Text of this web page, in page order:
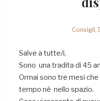
Consigli,
Salve a tutte/i,
Sono una tradita di 45
Ormai sono tre mesi
tempo né nello spazio.